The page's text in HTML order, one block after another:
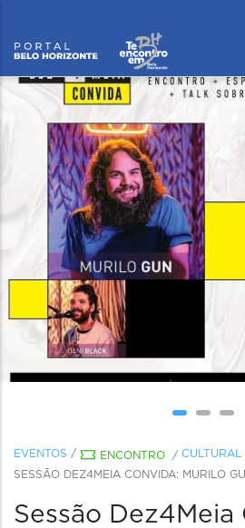
EVENTOS / ENCONTRO / CULTURAL
SESSÃO DEZ4MEIA CONVIDA: MURILO
Sessão Dez4Meia